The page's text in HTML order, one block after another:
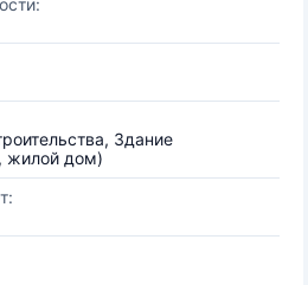
Здание
жилой дом)